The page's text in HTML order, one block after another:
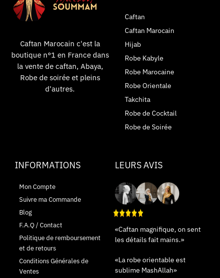
Caftan Marocain c'est la
boutique n°1 en France dans
la vente de caftan, Abaya,
Robe de soirée et pleins
d'autres.
Caftan
Caftan Marocain
Hijab
Robe Kabyle
Robe Marocaine
Robe Orientale
Takchita
Robe de Cocktail
Robe de Soirée
INFORMATIONS
Mon Compte
Suivre ma Commande
Blog
F.A.Q / Contact
Politique de remboursement
et de retours
Conditions Générales de
Ventes
LEURS AVIS
«Caftan magnifique, on sent
les détails fait mains.»
«La robe orientable est
sublime MashAllah»